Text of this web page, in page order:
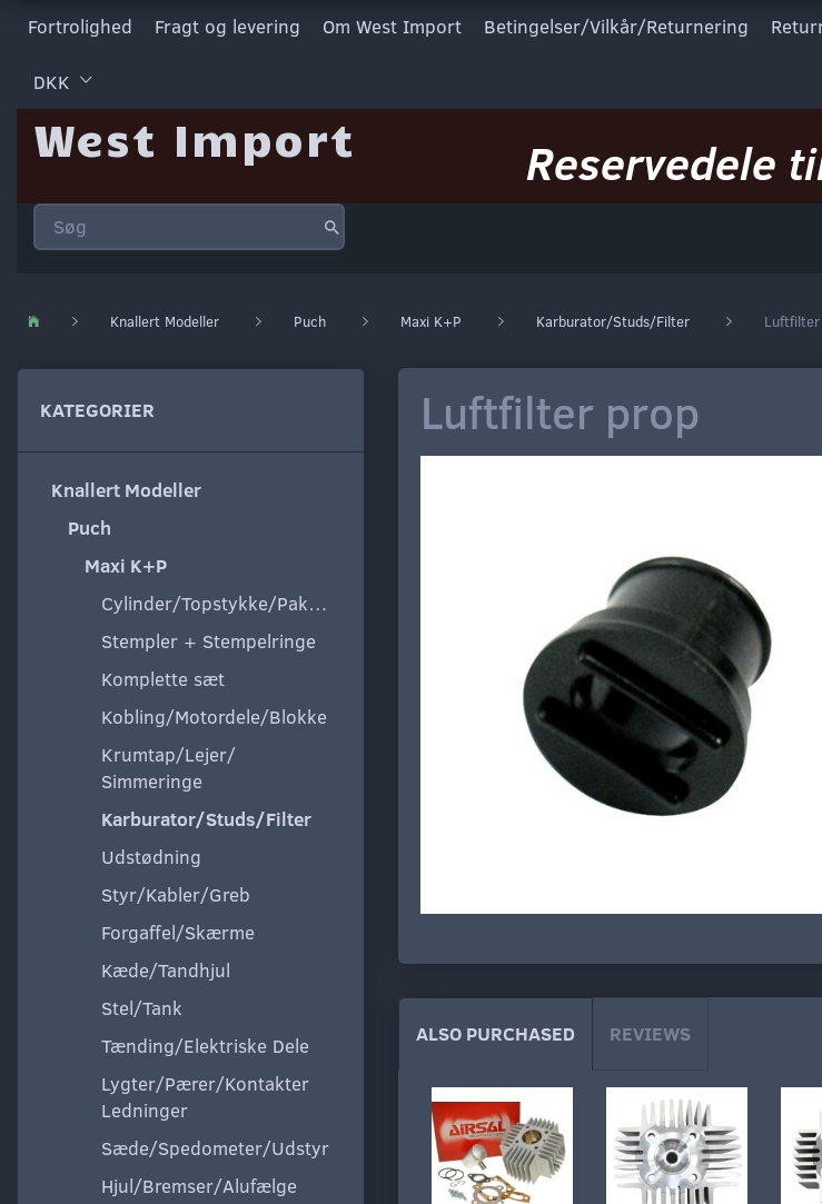
Fortrolighed Fragt og levering Om West Import Betingelser/Vilkår/Returnering
DKK
West Import Reservedele
Knallert Modeller Puch Maxi K+P Karburator/Studs/Filter
KATEGORIER
Knallert Modeller
Puch
Maxi K+P
Cylinder/Topstykke/Pakning
Stempler + Stempelringe
Komplette sæt
Kobling/Motordele/Blokke
Krumtap/Lejer/
Simmeringe
Karburator/Studs/Filter
Udstødning
Styr/Kabler/Greb
Forgaffel/Skærme
Kæde/Tandhjul
Stel/Tank
Tænding/Elektriske Dele
Lygter/Pærer/Kontakter
Ledninger
Sæde/Spedometer/Udstyr
Hjul/Bremser/Alufælge
Luftfilter prop
ALSO PURCHASED REVIEWS